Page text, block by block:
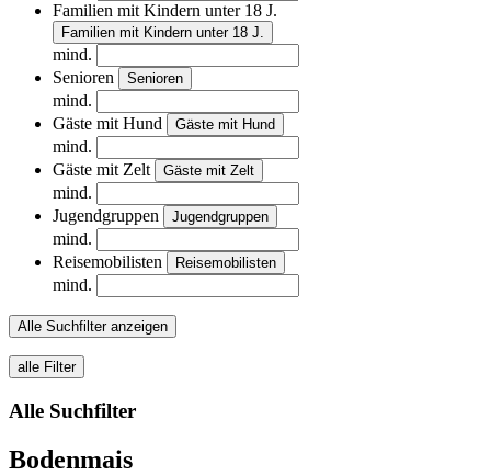
Familien mit Kindern unter 18 J.
Familien mit Kindern unter 18 J.
mind.
Senioren
Senioren
mind.
Gäste mit Hund
Gäste mit Hund
mind.
Gäste mit Zelt
Gäste mit Zelt
mind.
Jugendgruppen
Jugendgruppen
mind.
Reisemobilisten
Reisemobilisten
mind.
Alle Suchfilter anzeigen
alle Filter
Alle Suchfilter
Bodenmais